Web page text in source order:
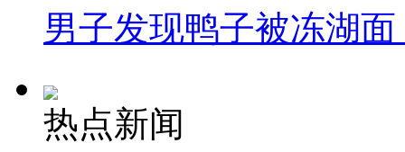
男子发现鸭子被冻湖
热点新闻